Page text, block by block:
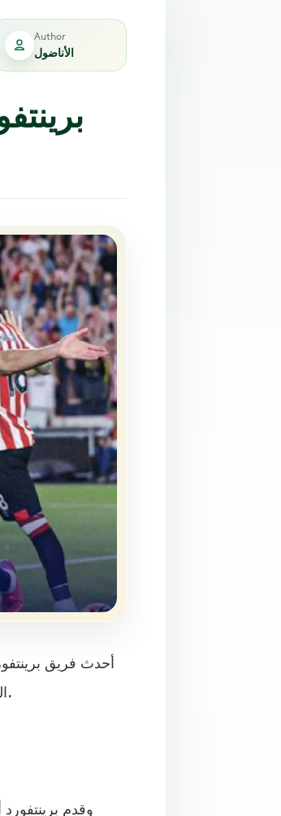
Author
الأناضول
أحدث فريق
الجديد من المسابقة، بعدما تغلب على ضيفه أرسنال بهدفين دون رد، الجمعة.